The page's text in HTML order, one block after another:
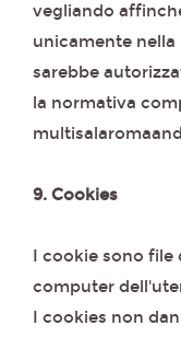
vegliando
unicamente nella
sarebbe
la normativa
9. Cookies
I cookie sono file
computer
I cookies non